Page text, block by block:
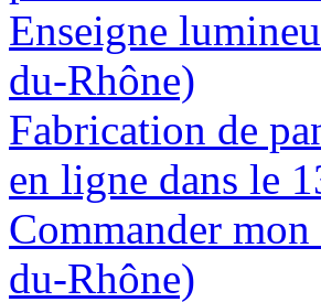
Enseigne
du-Rhône)
Fabrication de
en ligne dans le
Commander
du-Rhône)